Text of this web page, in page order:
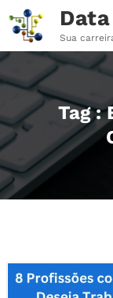
para
conteúdo
Sua
Tag :